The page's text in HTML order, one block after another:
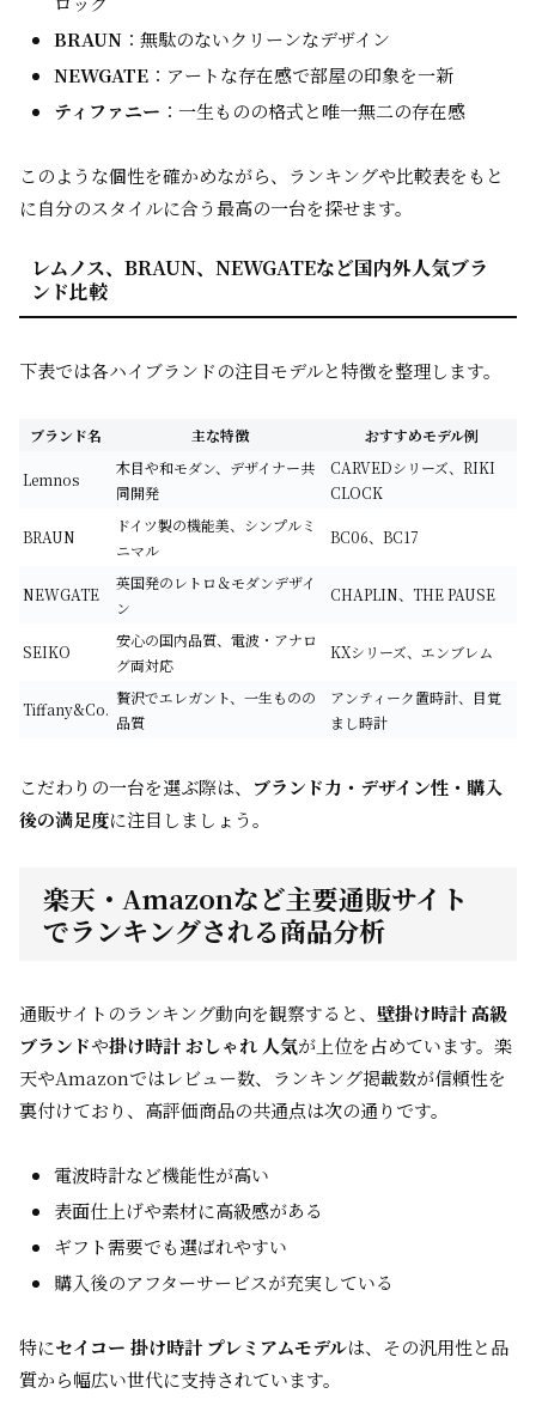
BRAUN ：無駄のないクリーンなデザイン
NEWGATE ：アートな存在感で部屋の印象を一新
ティファニー ：一生ものの格式と唯一無二の存在感
このような個性を確かめながら、ランキングや比較表をもと
に自分のスタイルに合う最高の一台を探せます。
レムノス、BRAUN、NEWGATEなど国内外人気ブラ
ンド比較
下表では各ハイブランドの注目モデルと特徴を整理します。
ブランド名 主な特徴 おすすめモデル例
Lemnos
木目や和モダン、デザイナー共
同開発
CARVEDシリーズ、RIKI
CLOCK
BRAUN
ドイツ製の機能美、シンプルミ
ニマル
BC06、BC17
NEWGATE
英国発のレトロ＆モダンデザイ
ン
CHAPLIN、THE PAUSE
SEIKO
安心の国内品質、電波・アナロ
グ両対応
KXシリーズ、エンブレム
Tiffany&Co.
贅沢でエレガント、一生ものの
品質
アンティーク置時計、目覚
まし時計
こだわりの一台を選ぶ際は、 ブランド力・デザイン性・購入
後の満足度に注目しましょう。
楽天・Amazonなど主要通販サイト
でランキングされる商品分析
通販サイトのランキング動向を観察すると、 壁掛け時計 高級
ブランドや掛け時計 おしゃれ 人気が上位を占めています。楽
天やAmazonではレビュー数、ランキング掲載数が信頼性を
裏付けており、高評価商品の共通点は次の通りです。
電波時計など機能性が高い
表面仕上げや素材に高級感がある
ギフト需要でも選ばれやすい
購入後のアフターサービスが充実している
特にセイコー 掛け時計 プレミアムモデルは、その汎用性と品
質から幅広い世代に支持されています。